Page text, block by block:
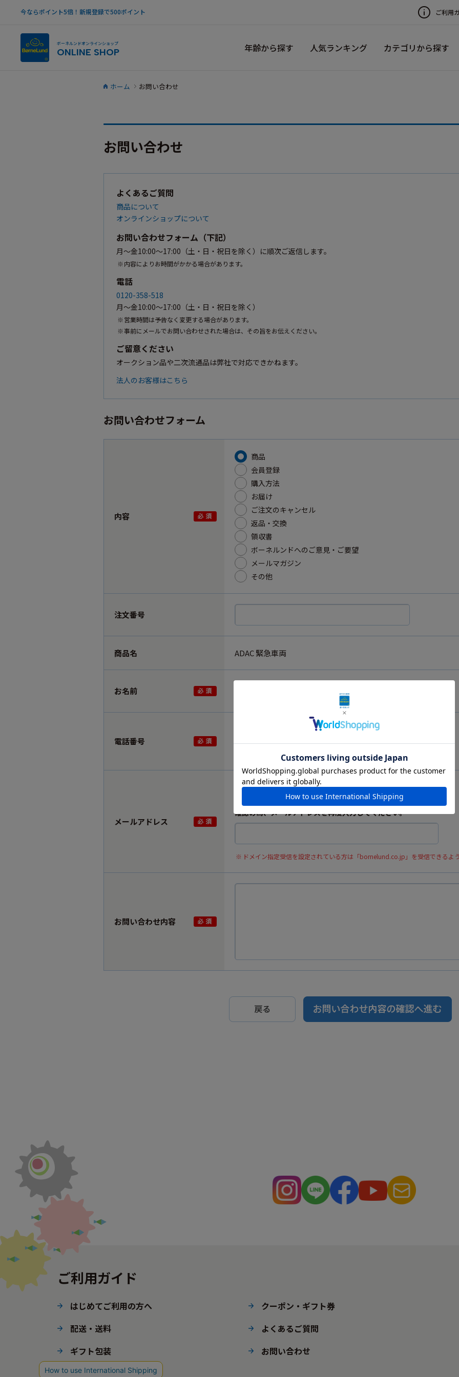
今ならポイント5倍！新規登録で500ポイント ご利用
ボーネルンドオンラインショップ
ONLINE SHOP 年齢から探す 人気ランキング カテゴリから探す
ホーム お問い合わせ
お問い合わせ
よくあるご質問
商品について
オンラインショップについて
お問い合わせフォーム（下記）
月〜金10:00〜17:00（土・日・祝日を除く）に順次ご返信します。
内容によりお時間がかかる場合があります。
電話
0120-358-518
月〜金10:00〜17:00（土・日・祝日を除く）
営業時間は予告なく変更する場合があります。
事前にメールでお問い合わせされた場合は、その旨をお伝えください。
ご留意ください
オークション品や二次流通品は弊社で対応できかねます。
法人のお客様はこちら
お問い合わせフォーム
内容
商品
会員登録
購入方法
お届け
ご注文のキャンセル
返品・交換
領収書
ボーネルンドへのご意見・ご要望
メールマガジン
その他
注文番号
商品名 ADAC 緊急車両
お名前
電話番号
ハイフンなしでご入力ください。
メールアドレス
確認の為、メールアドレスを再度入力してください。
ドメイン指定受信を設定されている方は「bornelund.co.jp」を受信できるよ
お問い合わせ内容
ご利用ガイド
はじめてご利用の方へ
配送・送料
ギフト包装
ポイント・会員ステージ
クーポン・ギフト券
よくあるご質問
お問い合わせ